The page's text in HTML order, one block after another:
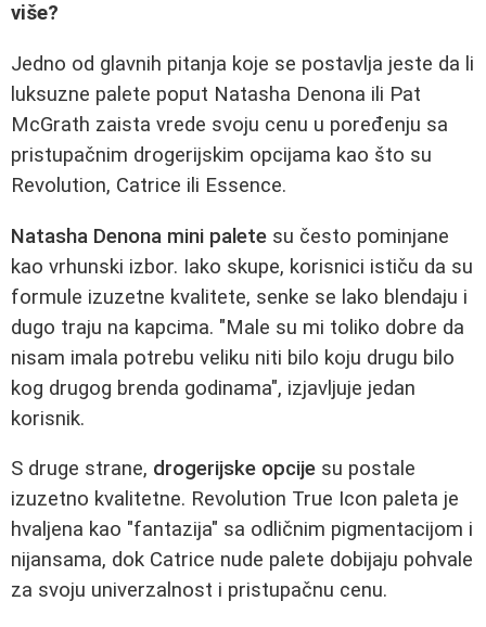
više?
Jedno od glavnih pitanja koje se postavlja jeste da li
luksuzne palete poput Natasha Denona ili Pat
McGrath zaista vrede svoju cenu u poređenju sa
pristupačnim drogerijskim opcijama kao što su
Revolution, Catrice ili Essence.
Natasha Denona mini palete su često pominjane
kao vrhunski izbor. Iako skupe, korisnici ističu da su
formule izuzetne kvalitete, senke se lako blendaju i
dugo traju na kapcima. "Male su mi toliko dobre da
nisam imala potrebu veliku niti bilo koju drugu bilo
kog drugog brenda godinama", izjavljuje jedan
korisnik.
S druge strane, drogerijske opcije su postale
izuzetno kvalitetne. Revolution True Icon paleta je
hvaljena kao "fantazija" sa odličnim pigmentacijom i
nijansama, dok Catrice nude palete dobijaju pohvale
za svoju univerzalnost i pristupačnu cenu.